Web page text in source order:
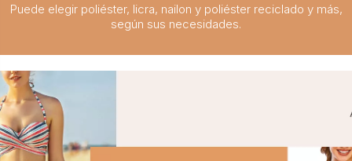
Puede elegir poliéster, licra, nailon y poliéster reciclado y más,
según sus necesidades.